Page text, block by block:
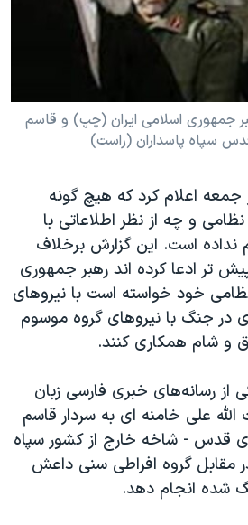
۲۰۲۴
رهبری ایران
نوبل صلح
«سی‌پک»
جمهوری اسلامی ایران (چپ) و قاسم
سپاه پاسداران (راست)
جمعه اعلام کرد که هیچ گونه
و چه از نظر اطلاعاتی با
نداده است. این گزارش برخلاف
تر ادعا کرده اند رهبر جمهوری
خود خواسته است با نیروهای
در جنگ با نیروهای گروه موسوم
و شام همکاری کنند.
از رسانه‌های خبری فارسی زبان
علی خامنه ای به سردار قاسم
قدس - شاخه خارج از کشور سپاه
مقابل گروه افراطی سنی داعش
شده انجام دهد.